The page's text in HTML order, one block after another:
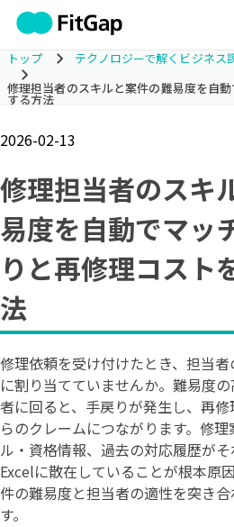
トップ テクノロジーで解くビジネス
修理担当者のスキルと案件の難易度を自
する方法
2026-02-13
修理担当者のスキ
易度を自動でマッ
りと再修理コスト
法
修理依頼を受け付けたとき、担当
に割り当てていませんか。難易度
者に回ると、手戻りが発生し、再
らのクレームにつながります。修
ル・資格情報、過去の対応履歴が
Excelに散在していることが根本原
件の難易度と担当者の適性を突き
す。